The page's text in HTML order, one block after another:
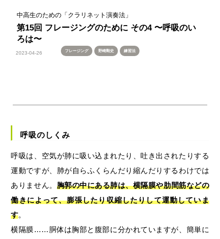
中高生のための「クラリネット演奏法」
第15回 フレージングのために その4 〜呼吸のい
ろは〜
2023-04-26 フレージング 野崎剛史 練習法
呼吸のしくみ
呼吸は、空気が肺に吸い込まれたり、吐き出されたりする
運動ですが、肺が自らふくらんだり縮んだりするわけでは
ありません。 胸郭の中にある肺は、横隔膜や肋間筋などの
働きによって、膨張したり収縮したりして運動していま
す。
横隔膜……胴体は胸部と腹部に分かれていますが、簡単に